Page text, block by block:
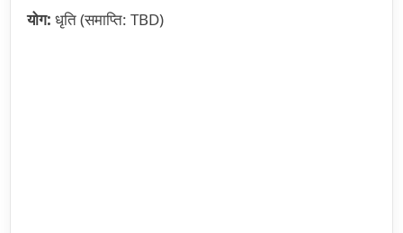
योग: धृति (समाप्ति: TBD)